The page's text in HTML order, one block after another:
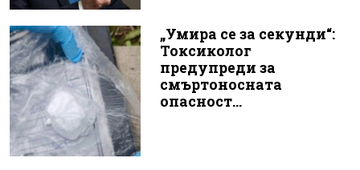
„Умира се за секунди“:
Токсиколог
предупреди за
смъртоносната
опасност...